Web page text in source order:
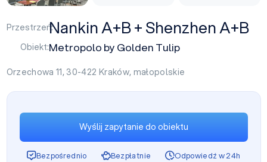
Przestrzeń:Nankin A+B + Shenzhen A+B
Obiekt:Metropolo by Golden Tulip
Orzechowa 11, 30-422 Kraków, małopolskie
Wyślij zapytanie do obiektu
Bezpośrednio Bezpłatnie Odpowiedź w 24h